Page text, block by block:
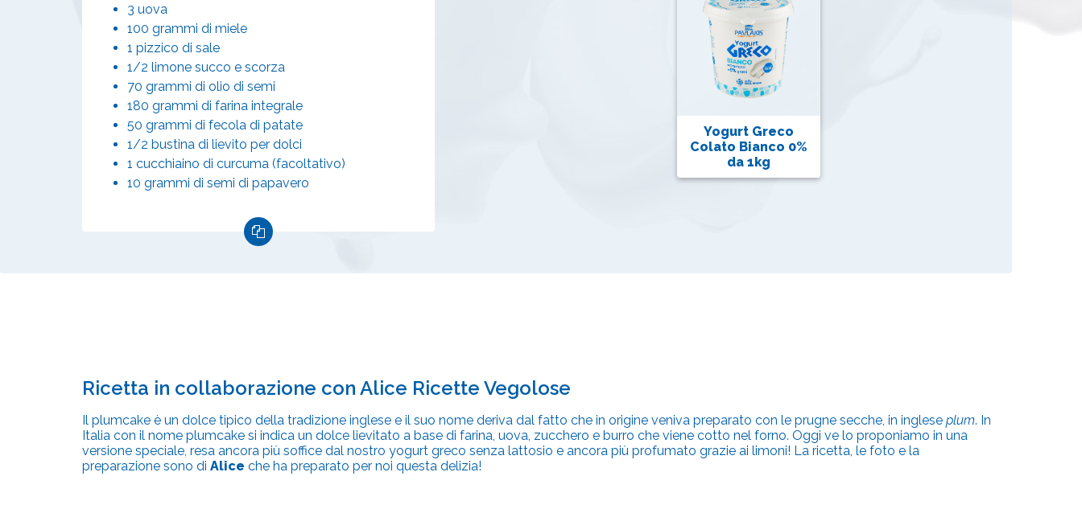
3 uova
100 grammi di miele
1 pizzico di sale
1/2 limone succo e scorza
70 grammi di olio di semi
180 grammi di farina integrale
50 grammi di fecola di patate
1/2 bustina di lievito per dolci
1 cucchiaino di curcuma (facoltativo)
10 grammi di semi di papavero
Yogurt Greco
Colato Bianco 0%
da 1kg
Ricetta in collaborazione con Alice Ricette Vegolose
Il plumcake è un dolce tipico della tradizione inglese e il suo nome deriva dal fatto che in origine veniva preparato con le prugne secche, in inglese plum. In
Italia con il nome plumcake si indica un dolce lievitato a base di farina, uova, zucchero e burro che viene cotto nel forno. Oggi ve lo proponiamo in una
versione speciale, resa ancora più soffice dal nostro yogurt greco senza lattosio e ancora più profumato grazie ai limoni! La ricetta, le foto e la
preparazione sono di Alice che ha preparato per noi questa delizia!